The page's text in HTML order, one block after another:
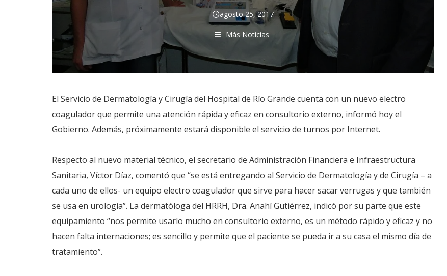
agosto 25, 2017
Más Noticias
El Servicio de Dermatología y Cirugía del Hospital de Río Grande cuenta con un nuevo electro
coagulador que permite una atención rápida y eficaz en consultorio externo, informó hoy el
Gobierno. Además, próximamente estará disponible el servicio de turnos por Internet.
Respecto al nuevo material técnico, el secretario de Administración Financiera e Infraestructura
Sanitaria, Víctor Díaz, comentó que “se está entregando al Servicio de Dermatología y de Cirugía – a
cada uno de ellos- un equipo electro coagulador que sirve para hacer sacar verrugas y que también
se usa en urología”. La dermatóloga del HRRH, Dra. Anahí Gutiérrez, indicó por su parte que este
equipamiento “nos permite usarlo mucho en consultorio externo, es un método rápido y eficaz y no
hacen falta internaciones; es sencillo y permite que el paciente se pueda ir a su casa el mismo día de
tratamiento”.